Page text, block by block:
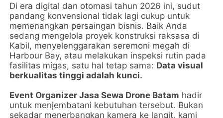
Di era digital dan otomasi tahun 2026 ini, sudut
pandang konvensional tidak lagi cukup untuk
memenangkan persaingan bisnis. Baik Anda
sedang mengelola proyek konstruksi raksasa di
Kabil, menyelenggarakan seremoni megah di
Harbour Bay, atau melakukan inspeksi rutin pada
fasilitas migas, satu hal tetap sama: Data visual
berkualitas tinggi adalah kunci.
Event Organizer Jasa Sewa Drone Batam hadir
untuk menjembatani kebutuhan tersebut. Bukan
sekadar menerbangkan kamera ke langit, kami